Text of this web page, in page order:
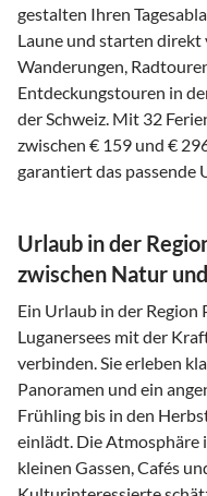
gestalten Ihren
Laune und starten
Wanderungen,
Entdeckungstouren in
der Schweiz. Mit 32
zwischen € 159 und €
garantiert das passende
Urlaub in der
zwischen Natur
Ein Urlaub in der Region
Luganersees mit der
verbinden. Sie erleben
Panoramen und ein
Frühling bis in den
einlädt. Die
kleinen Gassen, Cafés